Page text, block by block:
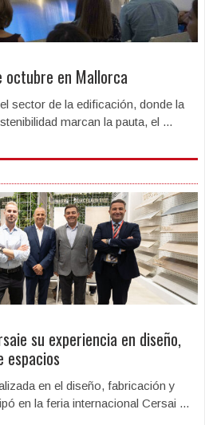
en Mallorca
sector de la edificación, donde la
marcan la pauta, el ...
su experiencia en diseño,
espacios
en el diseño, fabricación y
en la feria internacional Cersai ...